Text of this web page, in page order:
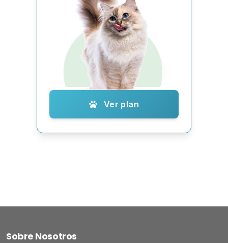
Ver plan
Sobre Nosotros